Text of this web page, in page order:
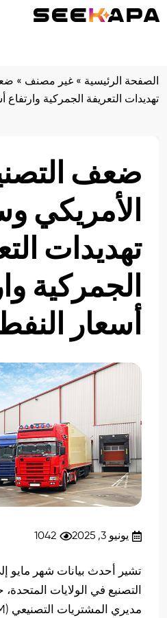
الصفحة الرئيسية » غير مصنف »
تهديدات التعريفة الجمركية وارتفاع
ضعف
الأمريكي
تهديدات
الجمركية
أسعار
يونيو 3, 2025 1042
تشير أحدث بيانات شهر
التصنيع في الولايات